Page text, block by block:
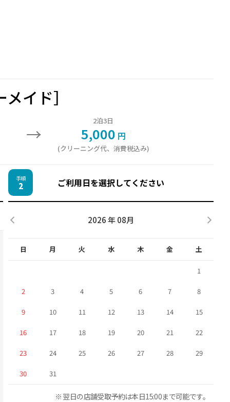
イド］
→
2泊3日
5,000 円
(クリーニング代、消費税込み)
手順
2 ご利用日を選択してください
2026 年 08月
日 月 火 水 木 金 土
1
2 3 4 5 6 7 8
9 10 11 12 13 14 15
16 17 18 19 20 21 22
23 24 25 26 27 28 29
30 31
※ 翌日の店舗受取予約は本日15:00まで可能です。